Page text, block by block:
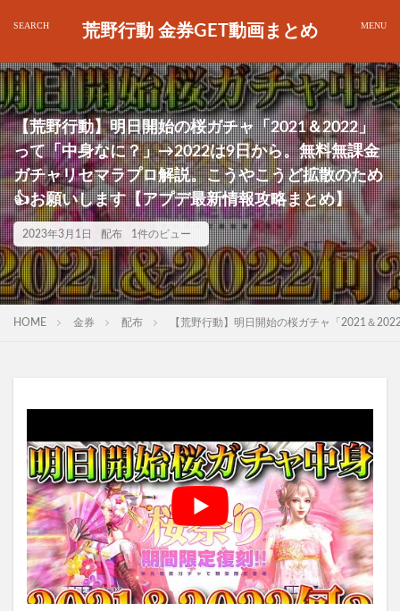
荒野行動 金券GET動画まとめ
【荒野行動】明日開始の桜ガチャ「2021＆2022」
って「中身なに？」→2022は9日から。無料無課金
ガチャリセマラプロ解説。こうやこうど拡散のため
👍お願いします【アプデ最新情報攻略まとめ】
2023年3月1日 配布 1件のビュー
HOME 金券 配布 【荒野行動】明日開始の桜ガチャ「2021＆